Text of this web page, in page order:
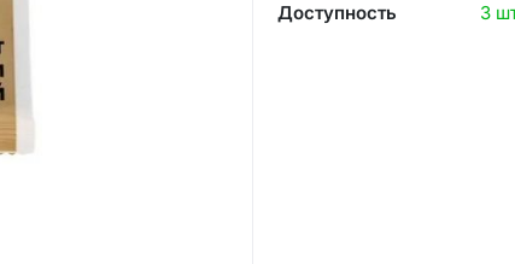
Доступность
3